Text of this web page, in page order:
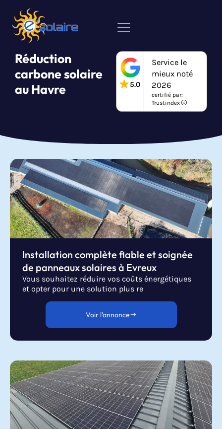
Réduction
carbone solaire
au Havre
5.0
Service le
mieux noté
2026
certifié par:
Trustindex
Installation complète fiable et soignée
de panneaux solaires à Evreux
Vous souhaitez réduire vos coûts énergétiques
et opter pour une solution plus re
Voir l'annonce